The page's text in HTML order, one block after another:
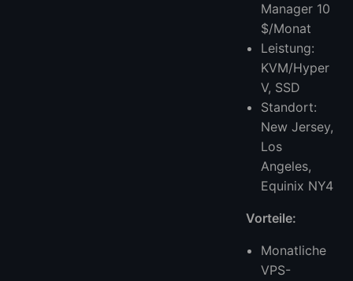
Manager 10
$/Monat
Leistung:
KVM/Hyper
V, SSD
Standort:
New Jersey,
Los
Angeles,
Equinix NY4
Vorteile:
Monatliche
VPS-